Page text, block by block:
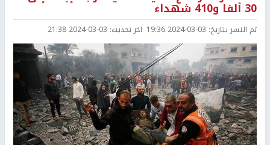
30 ألفا و410 شهداء
تم النشر بتاريخ: 2024-03-03 19:36 اخر تحديث: 2024-03-03 21:38